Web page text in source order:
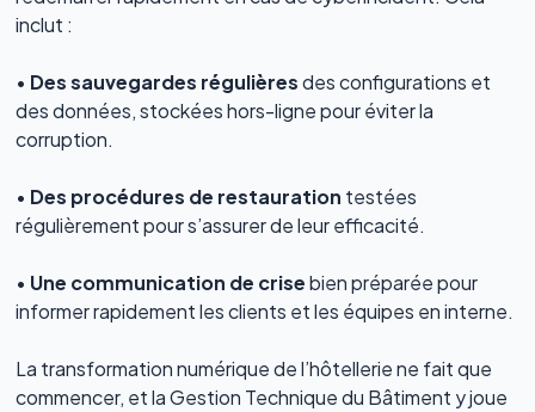
inclut :
• Des sauvegardes régulièresdes configurations et
des données, stockées hors-ligne pour éviter la
corruption.
• Des procédures de restauration testées
régulièrement pour s’assurer de leur efficacité.
• Une communication de crisebien préparée pour
informer rapidement les clients et les équipes en interne.
La transformation numérique de l’hôtellerie ne fait que
commencer, et la Gestion Technique du Bâtiment y joue